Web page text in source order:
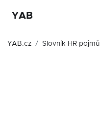
YAB
YAB.cz Slovník HR pojmů